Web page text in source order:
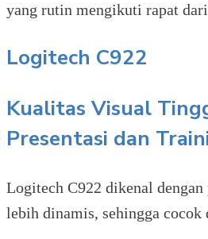
yang rutin mengikuti rapat
Logitech C922
Kualitas Visual
Presentasi dan
Logitech C922 dikenal
lebih dinamis, sehingga cocok